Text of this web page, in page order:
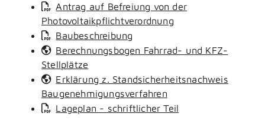
Antrag auf Befreiung von der
Photovoltaikpflichtverordnung
Baubeschreibung
Berechnungsbogen Fahrrad- und KFZ-
Stellplätze
Erklärung z. Standsicherheitsnachweis
Baugenehmigungsverfahren
Lageplan - schriftlicher Teil